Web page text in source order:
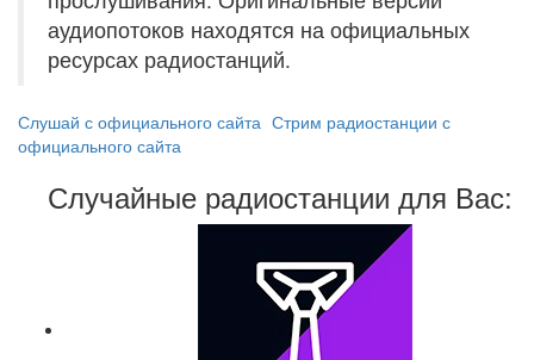
аудиопотоков находятся на официальных
ресурсах радиостанций.
Слушай с официального сайта Стрим радиостанции с
официального сайта
Случайные радиостанции для Вас: